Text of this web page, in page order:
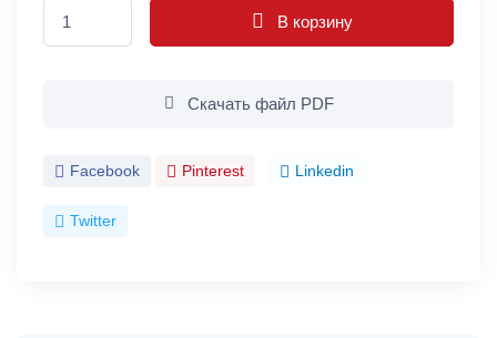
В корзину
Скачать файл PDF
Facebook Pinterest Linkedin
Twitter